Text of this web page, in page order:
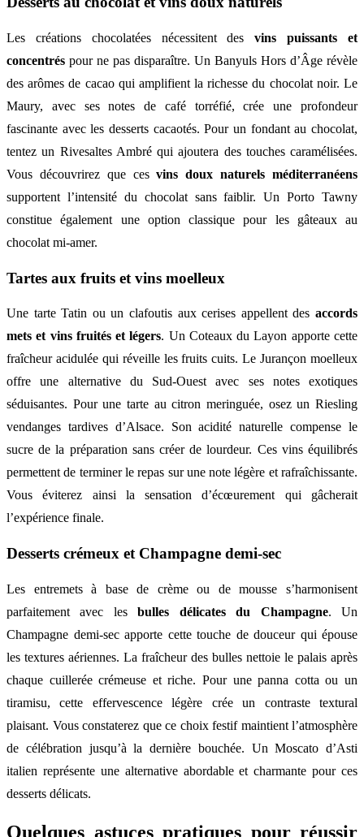
Les créations chocolatées nécessitent desvins puissants et
concentrés pour ne pas disparaître. Un Banyuls Hors d’Âge révèle
des arômes de cacao qui amplifient la richesse du chocolat noir. Le
Maury, avec ses notes de café torréfié, crée une profondeur
fascinante avec les desserts cacaotés. Pour un fondant au chocolat,
tentez un Rivesaltes Ambré qui ajoutera des touches caramélisées.
Vous découvrirez que cesvins doux naturels méditerranéens
supportent l’intensité du chocolat sans faiblir. Un Porto Tawny
constitue également une option classique pour les gâteaux au
chocolat mi-amer.
Tartes aux fruits et vins moelleux
Une tarte Tatin ou un clafoutis aux cerises appellent des accords
mets et vins fruités et légers. Un Coteaux du Layon apporte cette
fraîcheur acidulée qui réveille les fruits cuits. Le Jurançon moelleux
offre une alternative du Sud-Ouest avec ses notes exotiques
séduisantes. Pour une tarte au citron meringuée, osez un Riesling
vendanges tardives d’Alsace. Son acidité naturelle compense le
sucre de la préparation sans créer de lourdeur. Ces vins équilibrés
permettent de terminer le repas sur une note légère et rafraîchissante.
Vous éviterez ainsi la sensation d’écœurement qui gâcherait
l’expérience finale.
Desserts crémeux et Champagne demi-sec
Les entremets à base de crème ou de mousse s’harmonisent
parfaitement avec lesbulles délicates du Champagne. Un
Champagne demi-sec apporte cette touche de douceur qui épouse
les textures aériennes. La fraîcheur des bulles nettoie le palais après
chaque cuillerée crémeuse et riche. Pour une panna cotta ou un
tiramisu, cette effervescence légère crée un contraste textural
plaisant. Vous constaterez que ce choix festif maintient l’atmosphère
de célébration jusqu’à la dernière bouchée. Un Moscato d’Asti
italien représente une alternative abordable et charmante pour ces
desserts délicats.
Quelques astuces pratiques pour réussir